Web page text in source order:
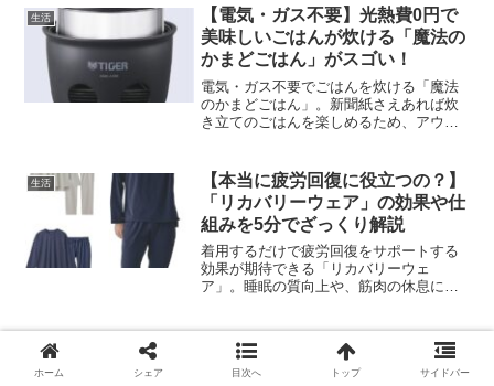
長風呂グッズのおすすめアイテムをご紹
介します。
生活
【電気・ガス不要】光熱費0円で
美味しいごはんが炊ける「魔法の
かまどごはん」がスゴい！
電気・ガス不要でごはんを炊ける「魔法
のかまどごはん」。新聞紙さえあれば炊
き立てのごはんを楽しめるため、アウト
力や使い方をご紹介します。
生活
【本当に疲労回復に役立つの？】
「リカバリーウェア」の効果や仕
組みを5分でざっくり解説
着用するだけで疲労回復をサポートする
効果が期待できる「リカバリーウェ
ア」。睡眠の質向上や、筋肉の休息に役
ントなどを解説します。
ホーム シェア 目次へ トップ サイドバー